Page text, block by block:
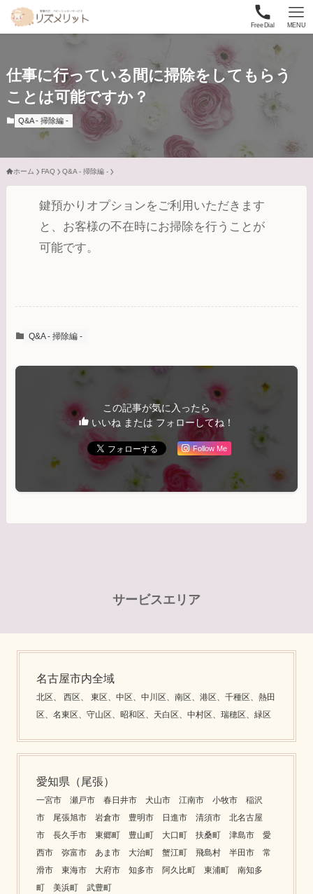
FreeDial MENU
仕事に行っている間に掃除をしてもらう
ことは可能ですか？
Q&A - 掃除編 -
ホーム FAQ Q&A - 掃除編 -
鍵預かりオプションをご利用いただきます
と、お客様の不在時にお掃除を行うことが
可能です。
Q&A - 掃除編 -
この記事が気に入ったら
いいね または フォローしてね！
Follow Me
サービスエリア
名古屋市内全域
北区、 西区、 東区、中区、中川区、南区、港区、千種区、熱田
区、名東区、守山区、昭和区、天白区、中村区、瑞穂区、緑区
愛知県（尾張）
一宮市 瀬戸市 春日井市 犬山市 江南市 小牧市 稲沢
市 尾張旭市 岩倉市 豊明市 日進市 清須市 北名古屋
市 長久手市 東郷町 豊山町 大口町 扶桑町 津島市 愛
西市 弥富市 あま市 大治町 蟹江町 飛島村 半田市 常
滑市 東海市 大府市 知多市 阿久比町 東浦町 南知多
町 美浜町 武豊町